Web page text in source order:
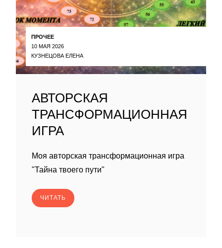
ПРОЧЕЕ
10 МАЯ 2026
КУЗНЕЦОВА ЕЛЕНА
АВТОРСКАЯ
ТРАНСФОРМАЦИОННАЯ
ИГРА
Моя авторская трансформационная игра
"Тайна твоего пути"
ЧИТАТЬ